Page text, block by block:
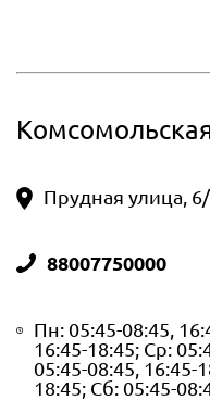
Прудная улица,
88007750000
Пн: 05:45-08:45,
16:45-18:45; Ср:
05:45-08:45, 16:45-
18:45; Сб: 05:45-